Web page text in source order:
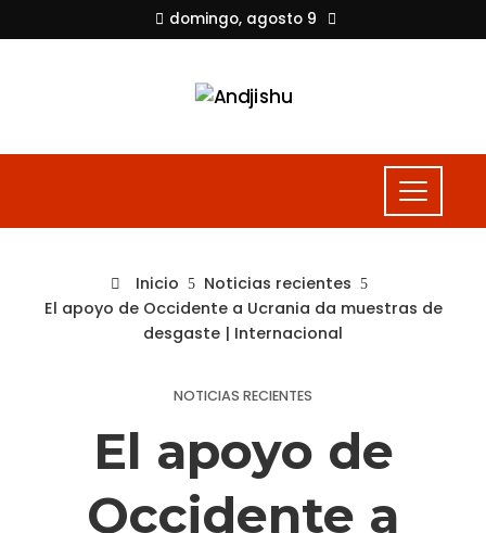
domingo, agosto 9
Inicio
Noticias recientes
El apoyo de Occidente a Ucrania da muestras de
desgaste | Internacional
NOTICIAS RECIENTES
El apoyo de
Occidente a